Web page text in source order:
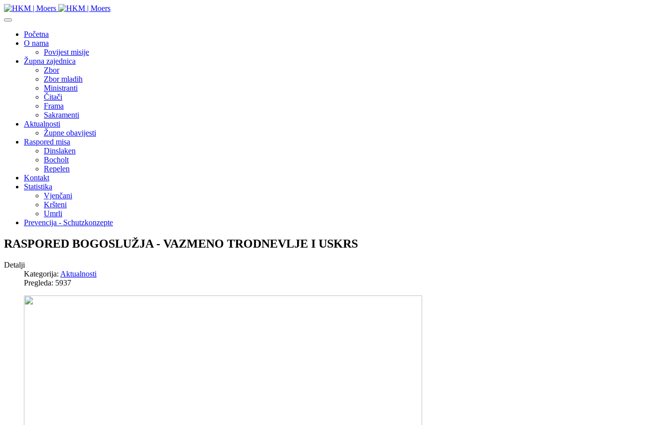
Početna
O nama
Povijest misije
Župna zajednica
Zbor
Zbor mladih
Ministranti
Čitači
Frama
Sakramenti
Aktualnosti
Župne obavijesti
Raspored misa
Dinslaken
Bocholt
Repelen
Kontakt
Statistika
Vjenčani
Kršteni
Umrli
Prevencija - Schutzkonzepte
RASPORED BOGOSLUŽJA - VAZMENO TRODNEVLJE I USKRS
Detalji
Kategorija: Aktualnosti
Pregleda: 5937